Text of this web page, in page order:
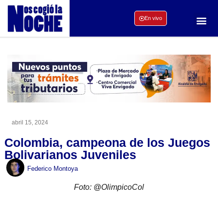
En vivo
abril 15, 2024
Colombia, campeona de los Juegos
Bolivarianos Juveniles
Federico Montoya
Foto: @OlimpicoCol